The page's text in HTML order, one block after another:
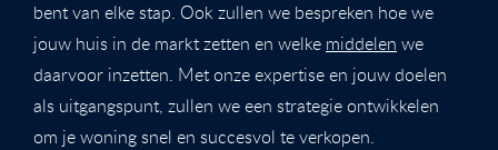
bent van elke stap. Ook zullen we bespreken hoe we
jouw huis in de markt zetten en welke middelen we
daarvoor inzetten. Met onze expertise en jouw doelen
als uitgangspunt, zullen we een strategie ontwikkelen
om je woning snel en succesvol te verkopen.